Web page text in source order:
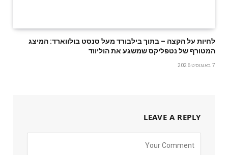
לחיות על הקצה – בתוך בילבורד מעל סנסט בולווארד: המיצג
המטורף של נטפליקס שמשגע את הוליווד
7 באוגוסט 2026
LEAVE A REPLY